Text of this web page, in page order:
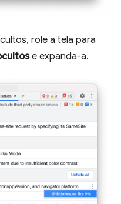
role a tela para
e expanda-a.